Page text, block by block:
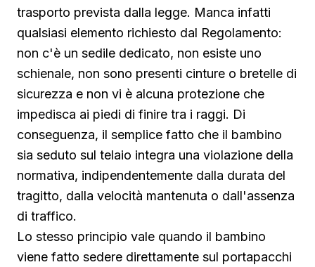
trasporto prevista dalla legge. Manca infatti
qualsiasi elemento richiesto dal Regolamento:
non c'è un sedile dedicato, non esiste uno
schienale, non sono presenti cinture o bretelle di
sicurezza e non vi è alcuna protezione che
impedisca ai piedi di finire tra i raggi. Di
conseguenza, il semplice fatto che il bambino
sia seduto sul telaio integra una violazione della
normativa, indipendentemente dalla durata del
tragitto, dalla velocità mantenuta o dall'assenza
di traffico.
Lo stesso principio vale quando il bambino
viene fatto sedere direttamente sul portapacchi